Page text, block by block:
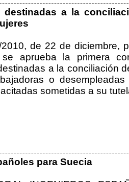
destinadas a la
2010, de 22 de diciembre,
se aprueba la primera
a la conciliación
o
sometidas a su
para Suecia